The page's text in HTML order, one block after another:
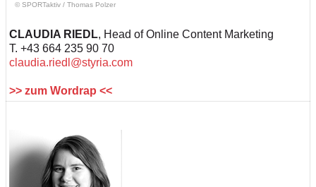
© SPORTaktiv / Thomas Polzer
CLAUDIA RIEDL, Head of Online Content Marketing
T. +43 664 235 90 70
claudia.riedl@styria.com
>> zum Wordrap <<